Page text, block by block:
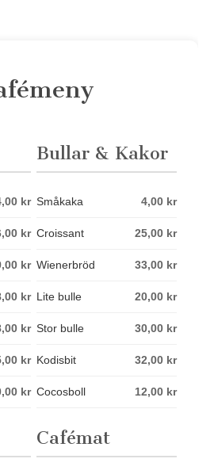
kr
kr
kr
kr
kr
kr
kr
Bullar & Kakor
Småkaka 4,00 kr
Croissant 25,00 kr
Wienerbröd 33,00 kr
Lite bulle 20,00 kr
Stor bulle 30,00 kr
Kodisbit 32,00 kr
Cocosboll 12,00 kr
Cafémat